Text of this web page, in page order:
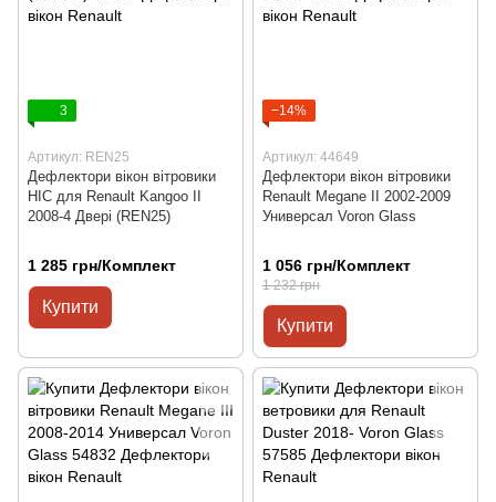
3
Артикул: REN25
Дефлектори вікон вітровики
HIC для Renault Kangoo II
2008-4 Двері (REN25)
1 285 грн/Комплект
Купити
−14%
Артикул: 44649
Дефлектори вікон вітровики
Renault Megane II 2002-2009
Универсал Voron Glass
1 056 грн/Комплект
1 232 грн
Купити